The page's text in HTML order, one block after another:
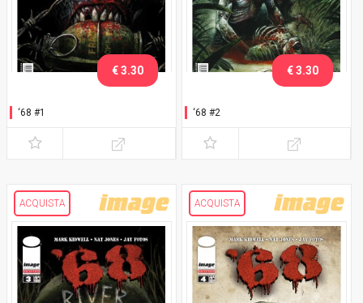
‘68 #1
€ 3.30
‘68 #2
€ 3.30
ACQUISTA ACQUISTA